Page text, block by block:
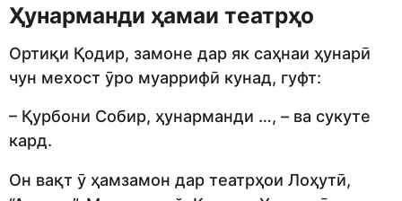
Ҳунарманди ҳамаи театрҳо
Ортиқи Қодир, замоне дар як саҳнаи ҳунарӣ
чун мехост ӯро муаррифӣ кунад, гуфт:
– Қурбони Собир, ҳунарманди …, – ва сукуте
кард.
Он вақт ӯ ҳамзамон дар театрҳои Лоҳутӣ,